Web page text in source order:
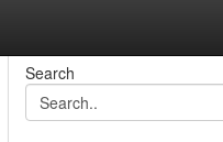
Search